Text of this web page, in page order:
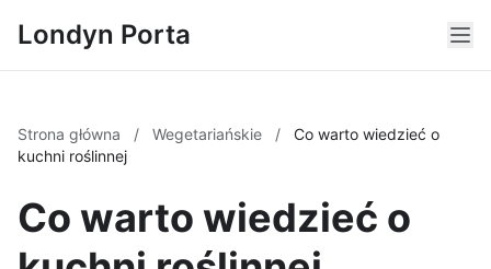
Londyn Porta
Strona główna / Wegetariańskie /
Co warto wiedzieć o
kuchni roślinnej
Co warto wiedzieć o